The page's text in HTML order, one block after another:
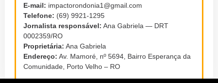
E-mail: impactorondonia1@gmail.com
Telefone: (69) 9921-1295
Jornalista responsável: Ana Gabriela — DRT
0002359/RO
Proprietária: Ana Gabriela
Endereço: Av. Mamoré, nº 5694, Bairro Esperança da
Comunidade, Porto Velho – RO